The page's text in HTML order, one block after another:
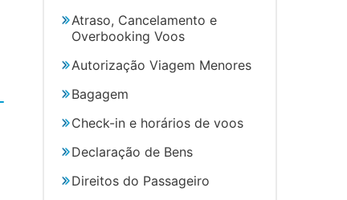
Atraso, Cancelamento e
Overbooking Voos
Autorização Viagem Menores
Bagagem
Check-in e horários de voos
Declaração de Bens
Direitos do Passageiro